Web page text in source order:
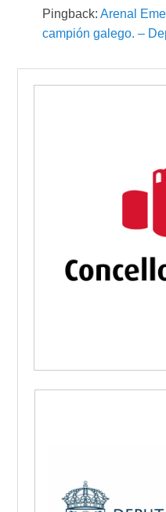
Pingback:Arenal
campión galego. –